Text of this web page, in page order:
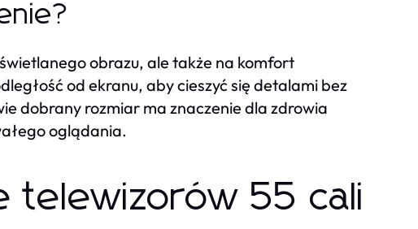
obrazu, ale także na komfort
od ekranu, aby cieszyć się detalami bez
dobrany rozmiar ma znaczenie dla zdrowia
oglądania.
telewizorów 55 cali